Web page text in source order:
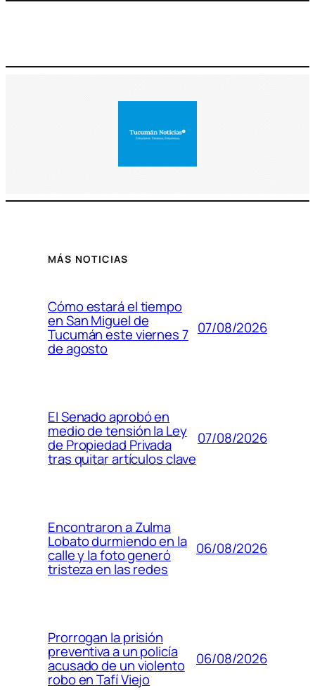
MÁS NOTICIAS
Cómo estará el tiempo
en San Miguel de
Tucumán este viernes 7
de agosto
07/08/2026
El Senado aprobó en
medio de tensión la Ley
de Propiedad Privada
tras quitar artículos clave
07/08/2026
Encontraron a Zulma
Lobato durmiendo en la
calle y la foto generó
tristeza en las redes
06/08/2026
Prorrogan la prisión
preventiva a un policía
acusado de un violento
robo en Tafí Viejo
06/08/2026